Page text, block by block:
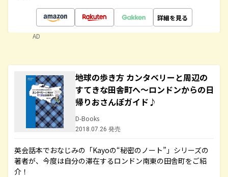
詳細を見る
AD
地球の歩き方 カンタベリーと周辺の
すてきな田舎町へ～ロンドンからの日
帰りおさんぽガイド♪
D-Books
2018.07.26 発売
英会話本でおなじみの「Kayoの“秘密のノート”」シリーズの
著者が、今度は自分の滞在するロンドン南東の田舎町をご紹
介！